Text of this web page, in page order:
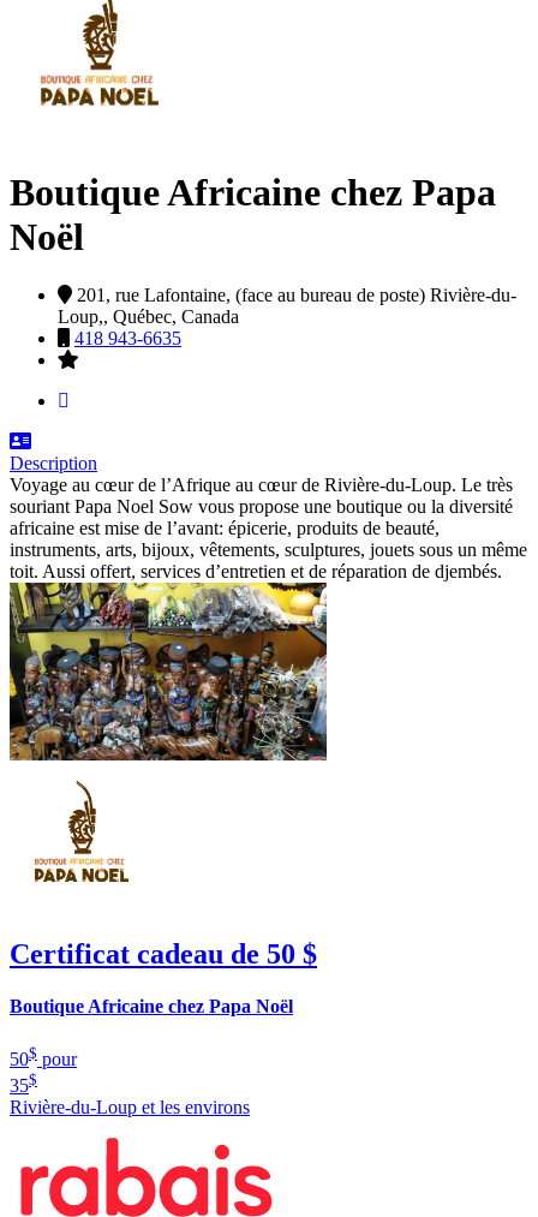
Boutique Africaine chez Papa
Noël
201, rue Lafontaine, (face au bureau de poste) Rivière-du-
Loup,, Québec, Canada
418 943-6635
Description
Voyage au cœur de l’Afrique au cœur de Rivière-du-Loup. Le très
souriant Papa Noel Sow vous propose une boutique ou la diversité
africaine est mise de l’avant: épicerie, produits de beauté,
instruments, arts, bijoux, vêtements, sculptures, jouets sous un même
toit. Aussi offert, services d’entretien et de réparation de djembés.
Certificat cadeau de 50 $
Boutique Africaine chez Papa Noël
50$ pour
35$
Rivière-du-Loup et les environs